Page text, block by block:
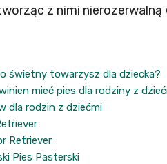
z nimi nierozerwalną
świetny towarzysz dla dziecka?
mieć pies dla rodziny z
dla rodzin z dziećmi
Retriever
Pies Pasterski